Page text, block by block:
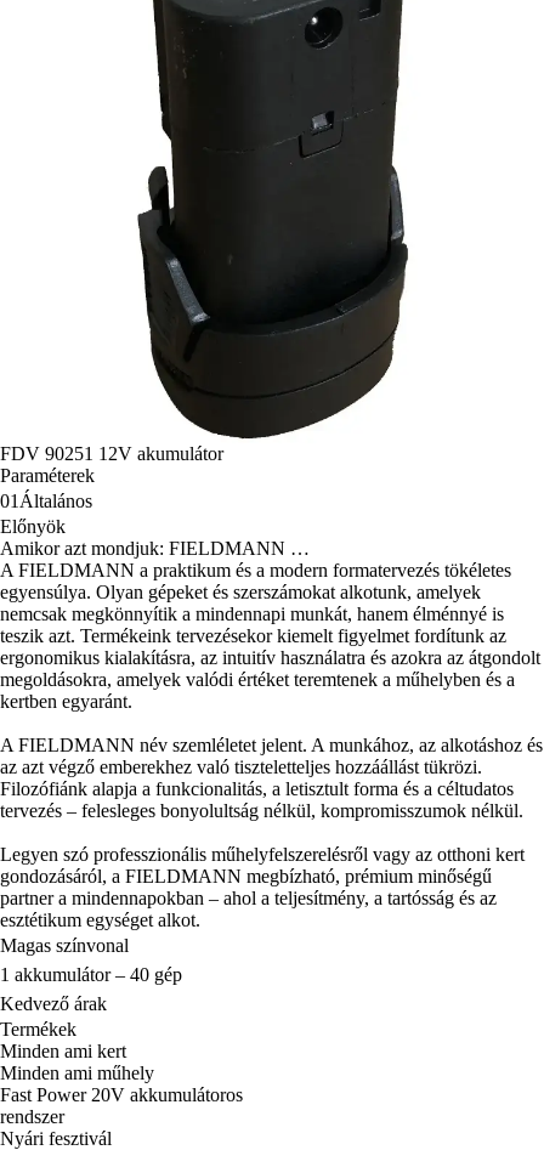
FDV 90251 12V akumulátor
Paraméterek
01 Általános
Előnyök
Amikor azt mondjuk: FIELDMANN …
A FIELDMANN a praktikum és a modern formatervezés tökéletes
egyensúlya. Olyan gépeket és szerszámokat alkotunk, amelyek
nemcsak megkönnyítik a mindennapi munkát, hanem élménnyé is
teszik azt. Termékeink tervezésekor kiemelt figyelmet fordítunk az
ergonomikus kialakításra, az intuitív használatra és azokra az átgondolt
megoldásokra, amelyek valódi értéket teremtenek a műhelyben és a
kertben egyaránt.
A FIELDMANN név szemléletet jelent. A munkához, az alkotáshoz és
az azt végző emberekhez való tiszteletteljes hozzáállást tükrözi.
Filozófiánk alapja a funkcionalitás, a letisztult forma és a céltudatos
tervezés – felesleges bonyolultság nélkül, kompromisszumok nélkül.
Legyen szó professzionális műhelyfelszerelésről vagy az otthoni kert
gondozásáról, a FIELDMANN megbízható, prémium minőségű
partner a mindennapokban – ahol a teljesítmény, a tartósság és az
esztétikum egységet alkot.
Magas színvonal
1 akkumulátor – 40 gép
Kedvező árak
Termékek
Minden ami kert
Minden ami műhely
Fast Power 20V akkumulátoros
rendszer
Nyári fesztivál